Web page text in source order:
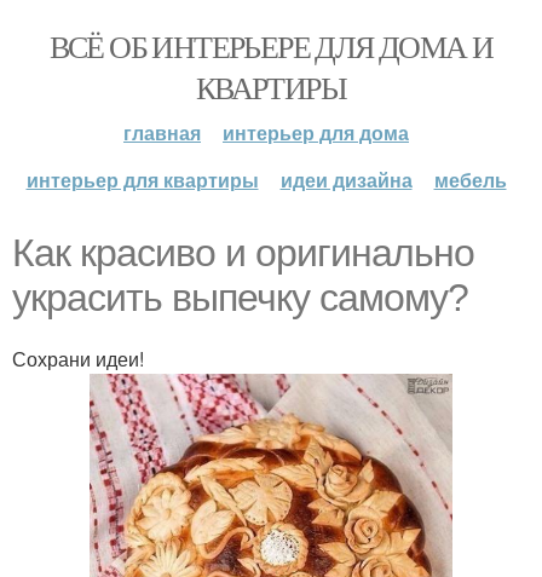
ВСЁ ОБ ИНТЕРЬЕРЕ ДЛЯ ДОМА И
КВАРТИРЫ
главная
интерьер для дома
интерьер для квартиры
идеи дизайна мебель
Как красиво и оригинально
украсить выпечку самому?
Сохрани идеи!